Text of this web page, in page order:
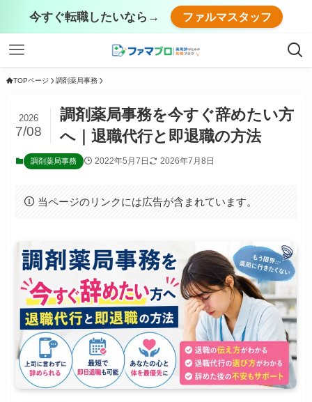
今すぐ転職したいなら→ ファルマスタッフ
TOPページ 調剤薬局事務
調剤薬局事務を今すぐ辞めたい方
へ｜退職代行と即退職の方法
2026
7/08
調剤薬局事務 2022年5月7日 2026年7月8日
当ページのリンクには広告が含まれています。